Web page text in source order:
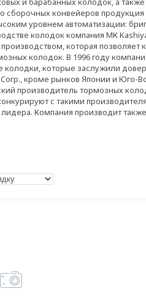
сборочных конвейеров
уровнем автоматизации:
колодок компания МК
которая
колодок. В 1996 году
колодки, которые заслужили
кроме рынков Японии и Юго-
производитель тормозных
с такими
Компания производит также